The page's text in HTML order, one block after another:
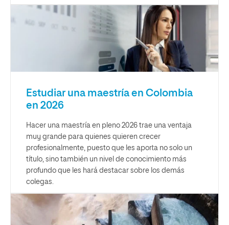
Estudiar una maestría en Colombia
en 2026
Hacer una maestría en pleno 2026 trae una ventaja
muy grande para quienes quieren crecer
profesionalmente, puesto que les aporta no solo un
título, sino también un nivel de conocimiento más
profundo que les hará destacar sobre los demás
colegas.